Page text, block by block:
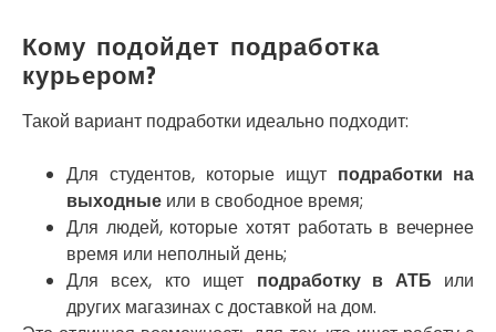
Кому подойдет подработка
курьером?
Такой вариант подработки идеально подходит:
Для студентов, которые ищут подработки на
выходные или в свободное время;
Для людей, которые хотят работать в вечернее
время или неполный день;
Для всех, кто ищет подработку в АТБ или
других магазинах с доставкой на дом.
Обухов
Обуховка
Одесса
Острог
Павлоград
Переяслав
Первомайск
Песочин
Петриков
Петропавловская Борщаговка
Подгородное
Погребы